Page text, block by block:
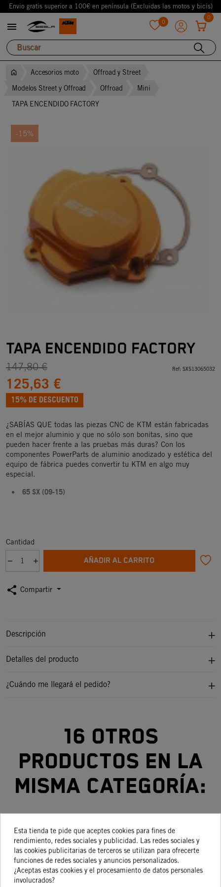
Envio gratis superior a 100€ en península (Excluidas las motos y bicis)
 0
0
Accesorios moto
Offroad y Street
Modelos Street y Offroad
Offroad
Mini
TAPA ENCENDIDO FACTORY
-15%
TAPA ENCENDIDO FACTORY
147,80 €
125,63 €
15% DE DESCUENTO
Ref: SXS13065032
¿SABÍAS QUE todas las piezas CNC de KTM están fabricadas
en el mejor aluminio y que no sólo son bonitas, sino que
pueden hacer frente a las pruebas más duras? Con los
componentes PowerParts de aluminio anodizado y estética del
equipo de fábrica puedes convertir tu KTM en algo muy
especial.
65 SX (09-15)
Cantidad
AÑADIR AL CARRITO
share Compartir
Descripción
Detalles del producto
¿Cuándo me llegará el pedido?
16 otros
productos en la
misma categoría:
-15%
KIT
LLANTA
-15%
TAPA
ENCENDIDO
-15%
JUEGO
DE
-15%
KIT 50
SXS
Esta tienda te pide que aceptes cookies para fines de
rendimiento, redes sociales y publicidad. Las redes sociales y
las cookies publicitarias de terceros se utilizan para ofrecerte
funciones de redes sociales y anuncios personalizados.
¿Aceptas estas cookies y el procesamiento de datos personales
involucrados?